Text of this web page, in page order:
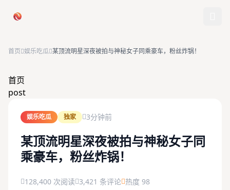
今日爆料
首页 娱乐吃瓜 某顶流明星深夜被拍与神秘女子同乘豪车，粉丝炸锅！
首页
post
娱乐吃瓜 独家 3分钟前
某顶流明星深夜被拍与神秘女子同
乘豪车，粉丝炸锅！
128,400 次阅读 3,421 条评论 热度 98